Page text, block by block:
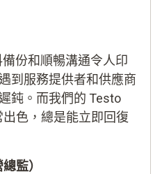
份和順暢溝通令人印
到服務提供者和供應商
鈍。而我們的 Testo
色，總是能立即回復
監）